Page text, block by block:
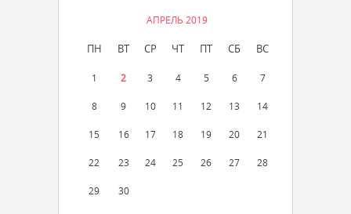
АПРЕЛЬ 2019
ПН ВТ СР ЧТ ПТ СБ ВС
1 2 3 4 5 6 7
8 9 10 11 12 13 14
15 16 17 18 19 20 21
22 23 24 25 26 27 28
29 30